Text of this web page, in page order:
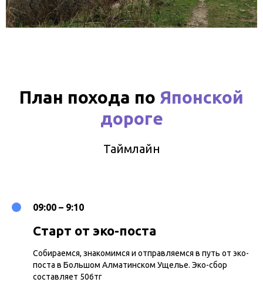
План похода по Японской
дороге
Таймлайн
09:00 – 9:10
Старт от эко-поста
Собираемся, знакомимся и отправляемся в путь от эко-
поста в Большом Алматинском Ущелье. Эко-сбор
составляет 506тг